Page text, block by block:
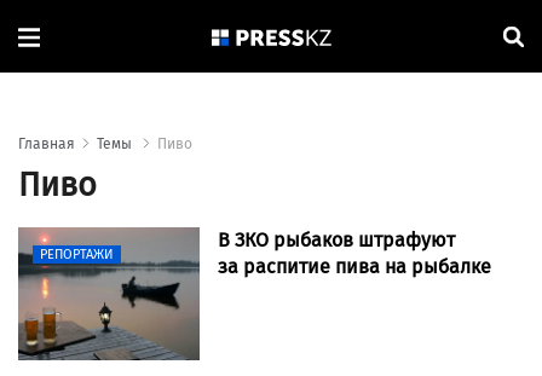
Главная Темы Пиво
Пиво
РЕПОРТАЖИ
В ЗКО рыбаков штрафуют
за распитие пива на рыбалке